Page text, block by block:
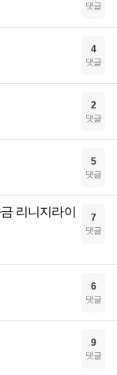
댓글
4
댓글
2
댓글
5
댓글
리니지라이
7
댓글
6
댓글
9
댓글